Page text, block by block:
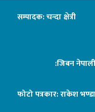
सम्पादक: चन्दा क्षेत्री
:जिबन नेपाली
फोटो पत्रकार: राकेश